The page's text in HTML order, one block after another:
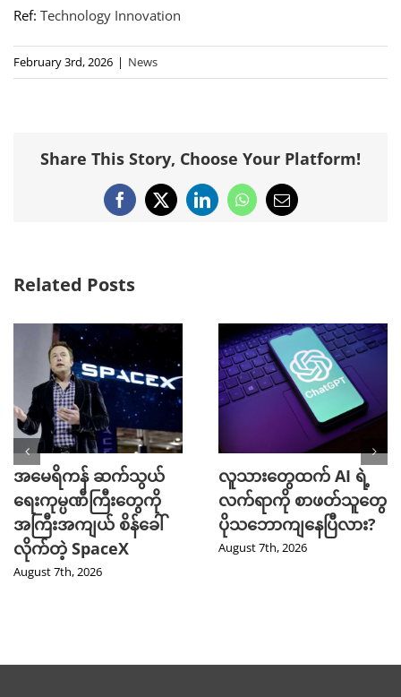
Ref: Technology Innovation
February 3rd, 2026 | News
Share This Story, Choose Your Platform!
Facebook
X LinkedInWhatsApp
Email
Related Posts
အမေရိကန် ဆက်သွယ်
ရေးကုမ္ပဏီကြီးတွေကို
အကြီးအကျယ် စိန်ခေါ်
လိုက်တဲ့ SpaceX
August 7th, 2026
လူသားတွေထက် AI ရဲ့
လက်ရာကို စာဖတ်သူတွေ
ပိုသဘောကျနေပြီလား?
August 7th, 2026